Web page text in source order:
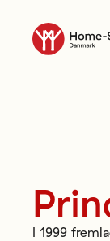
Til forsiden
I 1999